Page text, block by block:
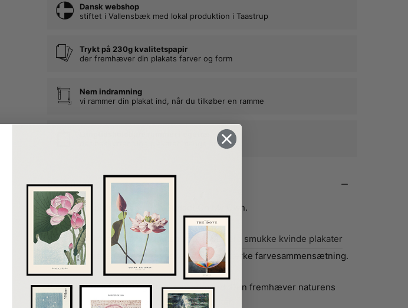
Dansk webshop
stiftet i Vallensbæk med lokal produktion i Taastrup
Trykt på 230g kvalitetspapir
der fremhæver din plakats farver og form
Nem indramning
vi rammer din plakat ind, når du tilkøber en ramme
der beskytter dine plakater mange år frem
Beskrivelse
Bea Muller plakat med titlen Sunset On My Own.
Sunset On My Own er endnu en afBea Mullers smukke kvinde plakater
med kunstnerens karakteristiske streg og stærke farvesammensætning.
Plakaten udstråler ro og eftertænksomhed. Den fremhæver naturens
skønhed, som kvinden på plakaten betragter.